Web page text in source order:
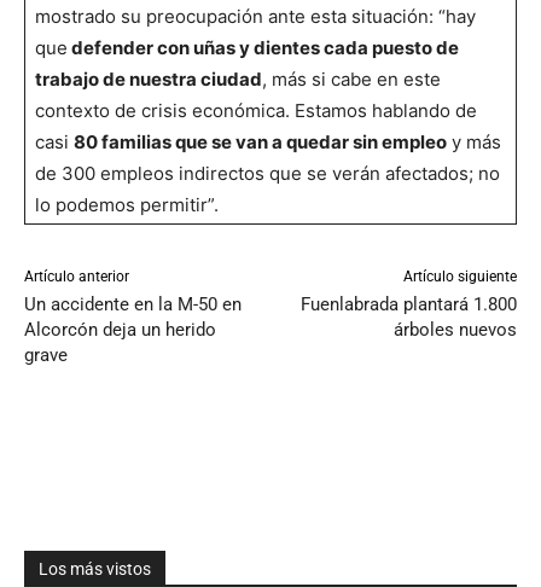
mostrado su preocupación ante esta situación: “hay
que defender con uñas y dientes cada puesto de
trabajo de nuestra ciudad, más si cabe en este
contexto de crisis económica. Estamos hablando de
casi 80 familias que se van a quedar sin empleo y más
de 300 empleos indirectos que se verán afectados; no
lo podemos permitir”.
Artículo anterior
Un accidente en la M-50 en
Alcorcón deja un herido
grave
Artículo siguiente
Fuenlabrada plantará 1.800
árboles nuevos
Los más vistos